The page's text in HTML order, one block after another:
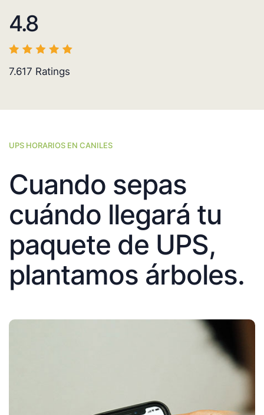
4.8
7.617 Ratings
UPS HORARIOS EN CANILES
Cuando sepas
cuándo llegará tu
paquete de UPS,
plantamos árboles.